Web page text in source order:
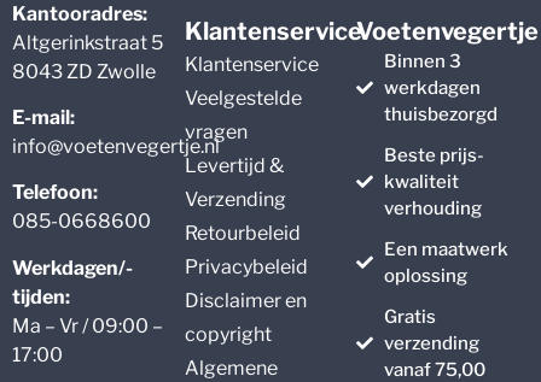
Kantooradres:
Altgerinkstraat 5
8043 ZD Zwolle
E-mail:
info@voetenvegertje.nl
Telefoon:
085-0668600
Werkdagen/-
tijden:
Ma – Vr / 09:00 –
17:00
Klantenservice
Klantenservice
Veelgestelde
vragen
Levertijd &
Verzending
Retourbeleid
Privacybeleid
Disclaimer en
copyright
Algemene
Voetenvegertje
Binnen 3
werkdagen
thuisbezorgd
Beste prijs-
kwaliteit
verhouding
Een maatwerk
oplossing
Gratis
verzending
vanaf 75,00